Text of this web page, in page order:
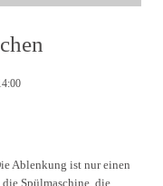
Ablenkung ist nur einen
Spülmaschine, die